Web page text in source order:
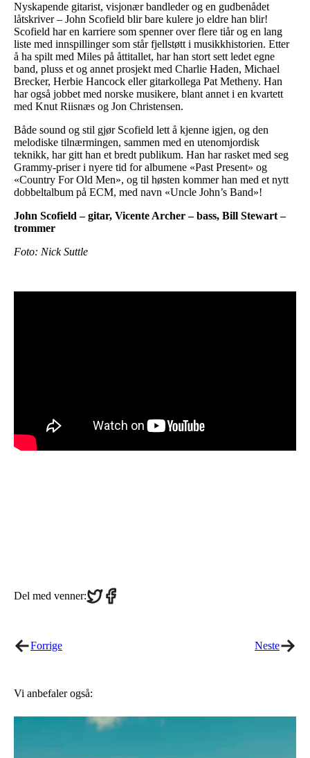
Nyskapende gitarist, visjonær bandleder og en gudbenådet
låtskriver – John Scofield blir bare kulere jo eldre han blir!
Scofield har en karriere som spenner over flere tiår og en lang
liste med innspillinger som står fjellstøtt i musikkhistorien. Etter
å ha spilt med Miles på åttitallet, har han stort sett ledet egne
band, pluss et og annet prosjekt med Charlie Haden, Michael
Brecker, Herbie Hancock eller gitarkollega Pat Metheny. Han
har også jobbet med norske musikere, blant annet i en kvartett
med Knut Riisnæs og Jon Christensen.
Både sound og stil gjør Scofield lett å kjenne igjen, og den
melodiske tilnærmingen, sammen med en utenomjordisk
teknikk, har gitt han et bredt publikum. Han har rasket med seg
Grammy-priser i nyere tid for albumene «Past Present» og
«Country For Old Men», og til høsten kommer han med et nytt
dobbeltalbum på ECM, med navn «Uncle John’s Band»!
John Scofield – gitar, Vicente Archer – bass, Bill Stewart –
trommer
Foto: Nick Suttle
Del med venner:Share
on
Share
on
Forrige Neste
Vi anbefaler også: